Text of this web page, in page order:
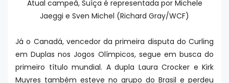
Atual campeã, Suíça é representada por Michele
Jaeggi e Sven Michel (Richard Gray/WCF)
Já o Canadá, vencedor da primeira disputa do Curling
em Duplas nos Jogos Olímpicos, segue em busca do
primeiro título mundial. A dupla Laura Crocker e Kirk
Muyres também esteve no grupo do Brasil e perdeu